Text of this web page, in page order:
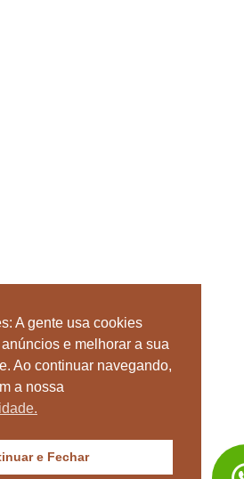
A gente usa cookies
e melhorar a sua
Ao continuar navegando,
a nossa
e Fechar